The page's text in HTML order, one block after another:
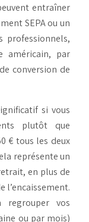
entraîner
SEPA ou un
professionnels,
américain, par
conversion de
si vous
plutôt que
€ tous les deux
représente un
en plus de
l’encaissement.
regrouper vos
ou par mois)